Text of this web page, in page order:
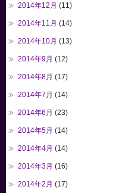
2014年12月 (11)
2014年11月 (14)
2014年10月 (13)
2014年9月 (12)
2014年8月 (17)
2014年7月 (14)
2014年6月 (23)
2014年5月 (14)
2014年4月 (14)
2014年3月 (16)
2014年2月 (17)